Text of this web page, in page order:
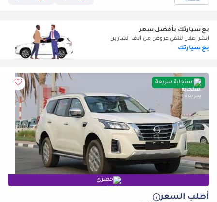
بع سيارتك بأفضل سعر
انشر إعلان لتلقي عروض من آلاف الشارين
بع سيارتك
استجابة سريعة
حصري
أطلب السعر